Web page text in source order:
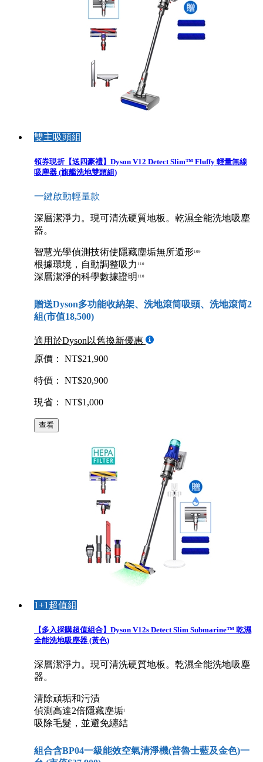
雙主吸頭組
領券現折【送四豪禮】Dyson V12 Detect Slim™ Fluffy 輕量無線
吸塵器 (旗艦洗地雙頭組)
一鍵啟動輕量款
深層潔淨力。現可清洗硬質地板。乾濕全能洗地吸塵
器。
智慧光學偵測技術使隱藏塵垢無所遁形109
根據環境，自動調整吸力 110
深層潔淨的科學數據證明 110
贈送Dyson多功能收納架、洗地滾筒吸頭、洗地滾筒2
組(市值18,500)
適用於Dyson以舊換新優惠
原價： NT$21,900
特價： NT$20,900
現省： NT$1,000
查看
1+1超值組
【多入採購超值組合】Dyson V12s Detect Slim Submarine™ 乾濕
全能洗地吸塵器 (黃色)
深層潔淨力。現可清洗硬質地板。乾濕全能洗地吸塵
器。
清除頑垢和污漬
偵測高達2倍隱藏塵垢1
吸除毛髮，並避免纏結
組合含BP04一級能效空氣清淨機(普魯士藍及金色)一